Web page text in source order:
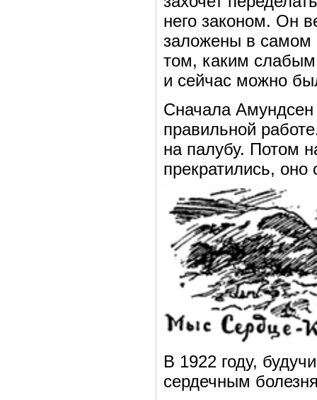
него законом. Он
заложены в самом
том, каким
и сейчас можно
Сначала Амундсен
правильной
на палубу. Потом
прекратились,
В 1922 году,
сердечным